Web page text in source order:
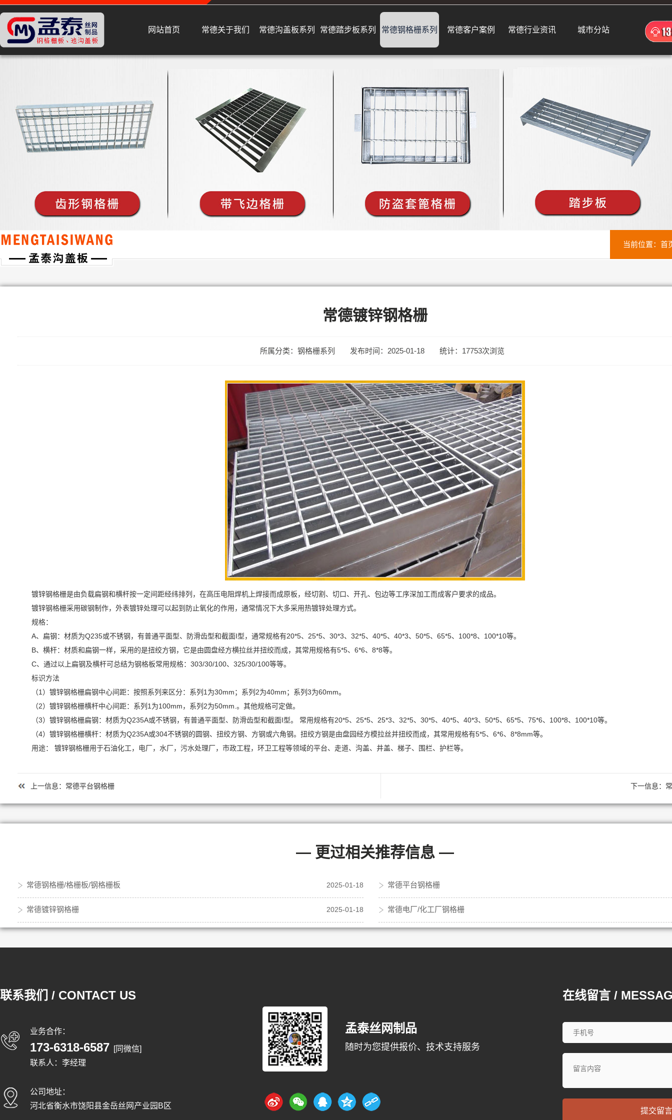
网站首页 常德关于我们 常德沟盖板系列 常德踏步板系列 常德钢格栅系列 常德客户案例 常德行业资讯 城市分站
当前位置： 首
常德镀锌钢格栅
所属分类：钢格栅系列 发布时间：2025-01-18 统计：17753次浏览
镀锌钢格栅是由负载扁钢和横杆按一定间距经纬排列，在高压电阻焊机上焊接而成原板，经切割、切口、开孔、包边等工序深加工而成客户要求的成品。
镀锌钢格栅采用碳钢制作，外表镀锌处理可以起到防止氧化的作用，通常情况下大多采用热镀锌处理方式。
规格：
A、扁钢：材质为Q235或不锈钢，有普通平面型、防滑齿型和截面I型，通常规格有20*5、25*5、30*3、32*5、40*5、40*3、50*5、65*5、100*8、100*10等。
B、横杆：材质和扁钢一样，采用的是扭绞方钢，它是由圆盘经方横拉丝并扭绞而成，其常用规格有5*5、6*6、8*8等。
C、通过以上扁钢及横杆可总结为钢格板常用规格：303/30/100、325/30/100等等。
标识方法
（1）镀锌钢格栅扁钢中心间距：按照系列来区分：系列1为30mm；系列2为40mm；系列3为60mm。
（2）镀锌钢格栅横杆中心间距：系列1为100mm，系列2为50mm.。其他规格可定做。
（3）镀锌钢格栅扁钢：材质为Q235A或不锈钢，有普通平面型、防滑齿型和截面I型。 常用规格有20*5、25*5、25*3、32*5、30*5、40*5、40*3、50*5、65*5、75*6、100*8、100*10等。
（4）镀锌钢格栅横杆：材质为Q235A或304不锈钢的圆钢、扭绞方钢、方钢或六角钢。扭绞方钢是由盘园经方模拉丝并扭绞而成，其常用规格有5*5、6*6、8*8mm等。
用途： 镀锌钢格栅用于石油化工，电厂，水厂，污水处理厂，市政工程，环卫工程等领域的平台、走道、沟盖、井盖、梯子、围栏、护栏等。
上一信息： 常德平台钢格栅 下一信息：
— 更过相关推荐信息 —
常德钢格栅/格栅板/钢格栅板 2025-01-18 常德平台钢格栅
常德镀锌钢格栅 2025-01-18 常德电厂/化工厂钢格栅
联系我们 / CONTACT US
业务合作：
173-6318-6587 [同微信]
联系人：李经理
公司地址：
河北省衡水市饶阳县金岳丝网产业园B区
孟泰丝网制品
随时为您提供报价、技术支持服务
在线留言 /
提交留言